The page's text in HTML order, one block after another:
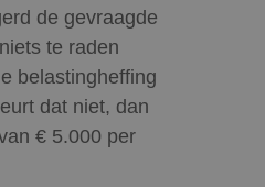
de gevraagde
te raden
belastingheffing
dat niet, dan
€ 5.000 per